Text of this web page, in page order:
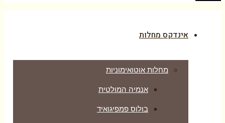
אינדקס מחלות
מחלות אוטואימוניות
אנמיה המולטית
בולוס פמפיגואיד